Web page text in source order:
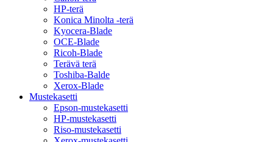
HP-terä
Konica Minolta -terä
Kyocera-Blade
OCE-Blade
Ricoh-Blade
Terävä terä
Toshiba-Balde
Xerox-Blade
Mustekasetti
Epson-mustekasetti
HP-mustekasetti
Riso-mustekasetti